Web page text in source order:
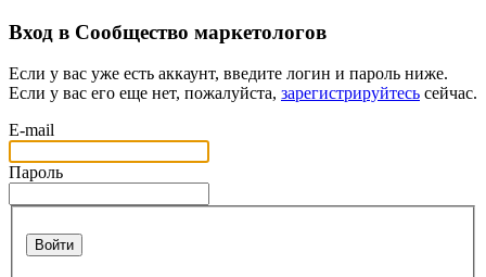
Вход в Сообщество маркетологов
Если у вас уже есть аккаунт, введите логин и пароль ниже.
Если у вас его еще нет, пожалуйста, зарегистрируйтесь сейчас.
E-mail
Пароль
Войти